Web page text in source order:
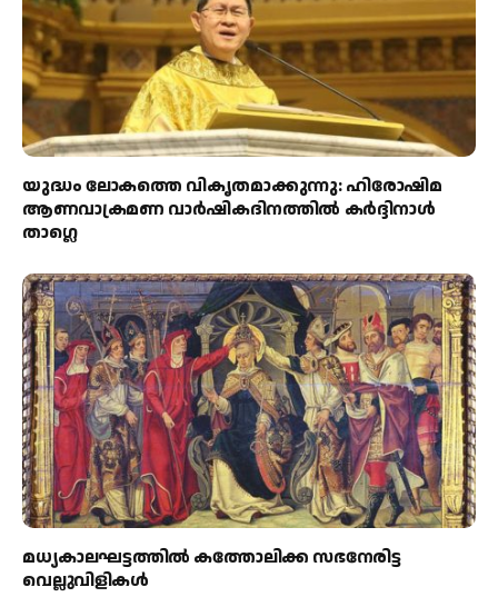
യുദ്ധം ലോകത്തെ വികൃതമാക്കുന്നു: ഹിരോഷിമ
ആണവാക്രമണ വാർഷികദിനത്തിൽ കർദ്ദിനാൾ
താഗ്ലെ
മധ്യകാലഘട്ടത്തില്‍ കത്തോലിക്ക സഭനേരിട്ട
വെല്ലുവിളികള്‍